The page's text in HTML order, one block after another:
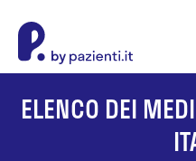
ELENCO DEI